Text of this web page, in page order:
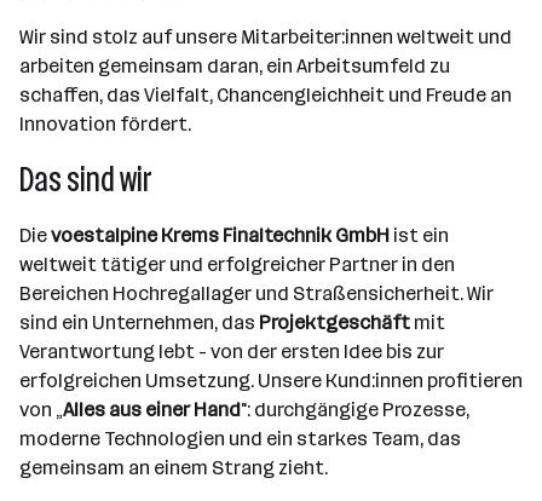
Wir sind stolz auf unsere Mitarbeiter:innen weltweit und
arbeiten gemeinsam daran, ein Arbeitsumfeld zu
schaffen, das Vielfalt, Chancengleichheit und Freude an
Innovation fördert.
Das sind wir
Dievoestalpine Krems Finaltechnik GmbH ist ein
weltweit tätiger und erfolgreicher Partner in den
Bereichen Hochregallager und Straßensicherheit. Wir
sind ein Unternehmen, das Projektgeschäft mit
Verantwortung lebt - von der ersten Idee bis zur
erfolgreichen Umsetzung. Unsere Kund:innen profitieren
von „Alles aus einer Hand": durchgängige Prozesse,
moderne Technologien und ein starkes Team, das
gemeinsam an einem Strang zieht.